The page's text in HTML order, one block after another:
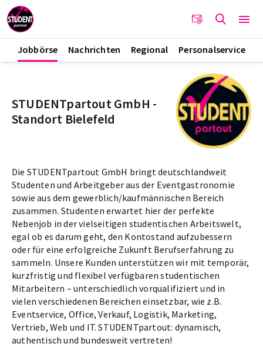
Jobbörse Nachrichten Regional Personalservice
STUDENTpartout GmbH -
Standort Bielefeld
Die STUDENTpartout GmbH bringt deutschlandweit
Studenten und Arbeitgeber aus der Eventgastronomie
sowie aus dem gewerblich/kaufmännischen Bereich
zusammen. Studenten erwartet hier der perfekte
Nebenjob in der vielseitigen studentischen Arbeitswelt,
egal ob es darum geht, den Kontostand aufzubessern
oder für eine erfolgreiche Zukunft Berufserfahrung zu
sammeln. Unsere Kunden unterstützen wir mit temporär,
kurzfristig und flexibel verfügbaren studentischen
Mitarbeitern – unterschiedlich vorqualifiziert und in
vielen verschiedenen Bereichen einsetzbar, wie z.B.
Eventservice, Office, Verkauf, Logistik, Marketing,
Vertrieb, Web und IT. STUDENTpartout: dynamisch,
authentisch und bundesweit vertreten!